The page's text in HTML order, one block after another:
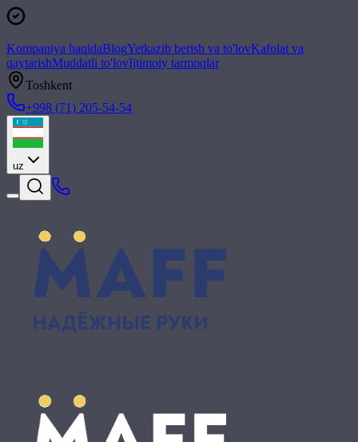
Kompaniya haqidaBlogYetkazib berish va to'lovKafolat va
qaytarishMuddatli to'lovIjtimoiy tarmoqlar
Toshkent
+998 (71) 205-54-54
uz